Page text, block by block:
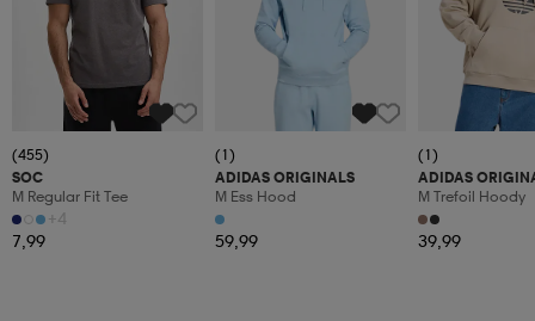
(455)
SOC
M Regular Fit Tee
+4
7,99
(1)
ADIDAS ORIGINALS
M Ess Hood
59,99
(1)
ADIDAS
M Trefoil Hoody
39,99